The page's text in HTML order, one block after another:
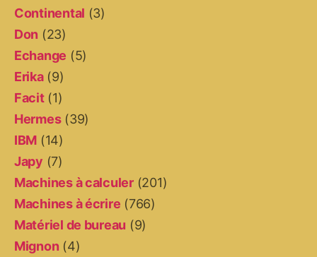
Continental (3)
Don (23)
Echange (5)
Erika(9)
Facit(1)
Hermes(39)
IBM (14)
Japy (7)
Machines à calculer(201)
Machines à écrire (766)
Matériel de bureau (9)
Mignon (4)